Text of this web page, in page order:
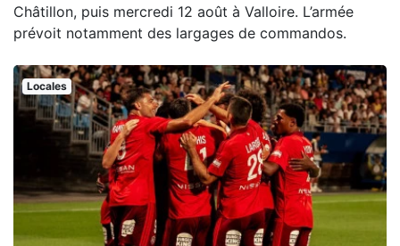
Châtillon, puis mercredi 12 août à Valloire. L’armée
prévoit notamment des largages de commandos.
Locales